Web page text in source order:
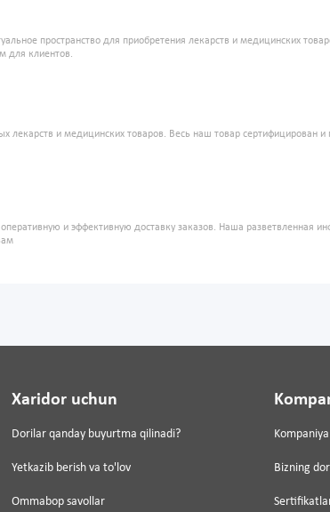
пространство для приобретения лекарств и медицинских
для клиентов.
лекарств и медицинских товаров. Весь наш товар сертифицирован
и эффективную доставку заказов. Наша разветвленная
Xaridor uchun
Dorilar qanday buyurtma qilinadi?
Yetkazib berish va to'lov
Ommabop savollar
Bizning